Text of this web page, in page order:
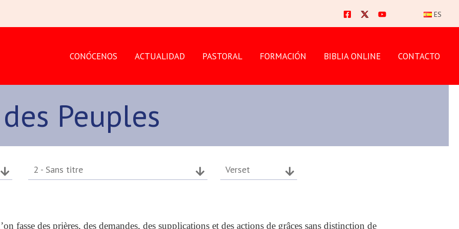
ES
CONÓCENOS ACTUALIDAD PASTORAL FORMACIÓN BIBLIA ONLINE CONTACTO
Peuples
2 - Sans titre Verset
fasse des prières, des demandes, des supplications et des actions de grâces sans distinction de